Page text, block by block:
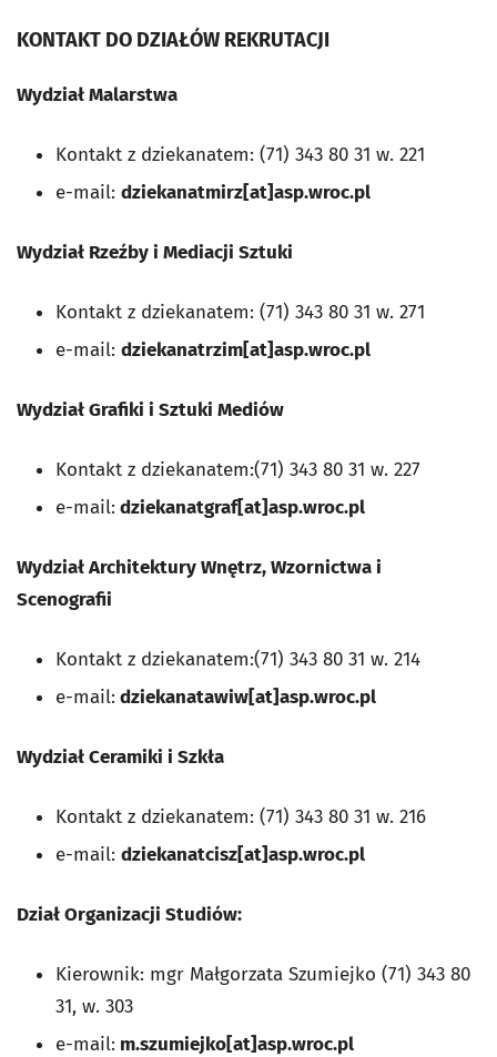
KONTAKT DO DZIAŁÓW REKRUTACJI
Wydział Malarstwa
Kontakt z dziekanatem: (71) 343 80 31 w. 221
e-mail: dziekanatmirz[at]asp.wroc.pl
Wydział Rzeźby i Mediacji Sztuki
Kontakt z dziekanatem: (71) 343 80 31 w. 271
e-mail: dziekanatrzim[at]asp.wroc.pl
Wydział Grafiki i Sztuki Mediów
Kontakt z dziekanatem:(71) 343 80 31 w. 227
e-mail: dziekanatgraf[at]asp.wroc.pl
Wydział Architektury Wnętrz, Wzornictwa i
Scenografii
Kontakt z dziekanatem:(71) 343 80 31 w. 214
e-mail: dziekanatawiw[at]asp.wroc.pl
Wydział Ceramiki i Szkła
Kontakt z dziekanatem: (71) 343 80 31 w. 216
e-mail: dziekanatcisz[at]asp.wroc.pl
Dział Organizacji Studiów:
Kierownik: mgr Małgorzata Szumiejko (71) 343 80
31, w. 303
e-mail: m.szumiejko[at]asp.wroc.pl